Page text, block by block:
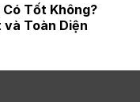
Tốt Không?
Toàn Diện